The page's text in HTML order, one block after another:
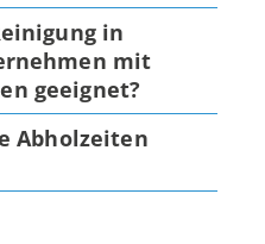
in
mit
geeignet?
Abholzeiten